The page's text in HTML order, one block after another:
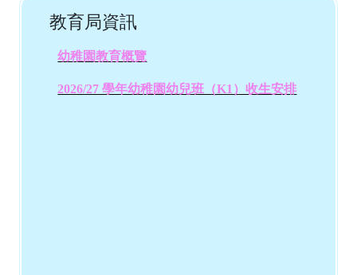
教育局資訊
幼稚園教育概覽
2026/27 學年幼稚園幼兒班（K1）收生安排